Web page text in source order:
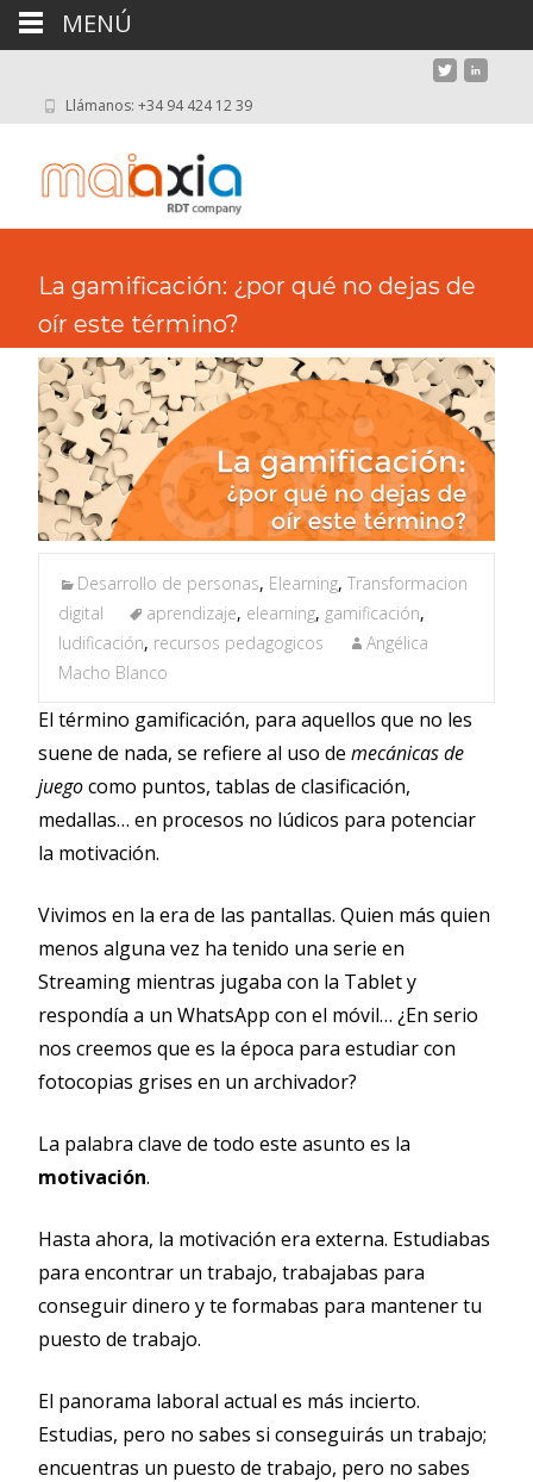
Llámanos: +34 94 424 12 39
La gamificación: ¿por qué no dejas de
oír este término?
Desarrollo de personas, Elearning, Transformacion
digital
aprendizaje, elearning, gamificación,
ludificación, recursos pedagogicos
Angélica
Macho Blanco
El término gamificación, para aquellos que no les
suene de nada, se refiere al uso de mecánicas de
juegocomo puntos, tablas de clasificación,
medallas… en procesos no lúdicos para potenciar
la motivación.
Vivimos en la era de las pantallas. Quien más quien
menos alguna vez ha tenido una serie en
Streaming mientras jugaba con la Tablet y
respondía a un WhatsApp con el móvil… ¿En serio
nos creemos que es la época para estudiar con
fotocopias grises en un archivador?
La palabra clave de todo este asunto es la
motivación.
Hasta ahora, la motivación era externa. Estudiabas
para encontrar un trabajo, trabajabas para
conseguir dinero y te formabas para mantener tu
puesto de trabajo.
El panorama laboral actual es más incierto.
Estudias, pero no sabes si conseguirás un trabajo;
encuentras un puesto de trabajo, pero no sabes
MENÚ